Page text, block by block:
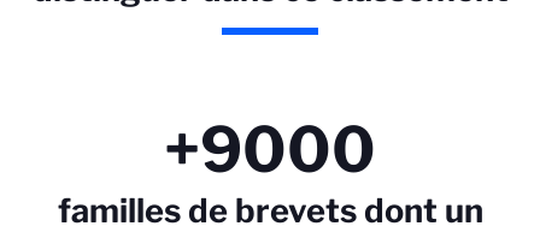
+9000
familles de brevets dont un